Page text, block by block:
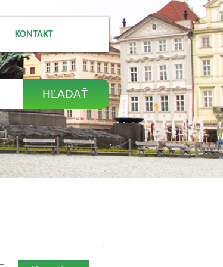
KONTAKT